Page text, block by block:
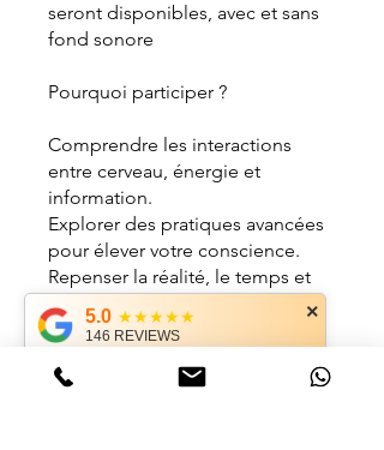
seront disponibles, avec et sans
fond sonore
Pourquoi participer ?
Comprendre les interactions
entre cerveau, énergie et
information.
Explorer des pratiques avancées
pour élever votre conscience.
Repenser la réalité, le temps et
votre rôle dans l’univers.
ce programme via l'appli mobile.
×
5.0 ★★★★★
146 REVIEWS